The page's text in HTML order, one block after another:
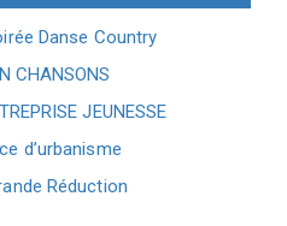
Danse Country
CHANSONS
JEUNESSE
d’urbanisme
Réduction